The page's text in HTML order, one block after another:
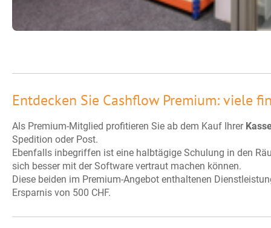
Entdecken Sie Cashflow Premium: viele
Als Premium-Mitglied profitieren Sie ab dem Kauf Ihrer
Spedition oder Post.
Ebenfalls inbegriffen ist eine halbtägige Schulung in den
sich besser mit der Software vertraut machen können.
Diese beiden im Premium-Angebot enthaltenen
Ersparnis von 500 CHF.